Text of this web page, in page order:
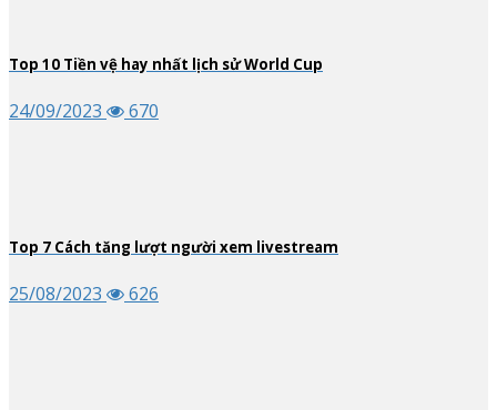
Top 10 Tiền vệ hay nhất lịch sử World Cup
24/09/2023 670
Top 7 Cách tăng lượt người xem livestream
25/08/2023 626